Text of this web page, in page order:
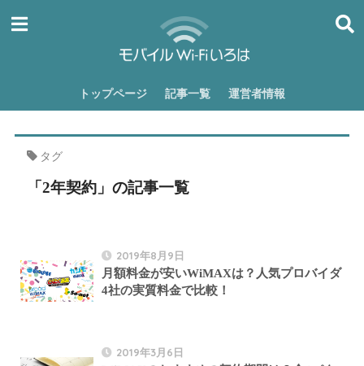
トップページ 記事一覧 運営者情報
タグ
「2年契約」の記事一覧
2019年8月9日
月額料金が安いWiMAXは？人気プロバイダ
4社の実質料金で比較！
2019年3月6日